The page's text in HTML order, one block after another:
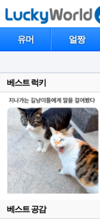
유머 얼짱
베스트 럭키
베스트 공감